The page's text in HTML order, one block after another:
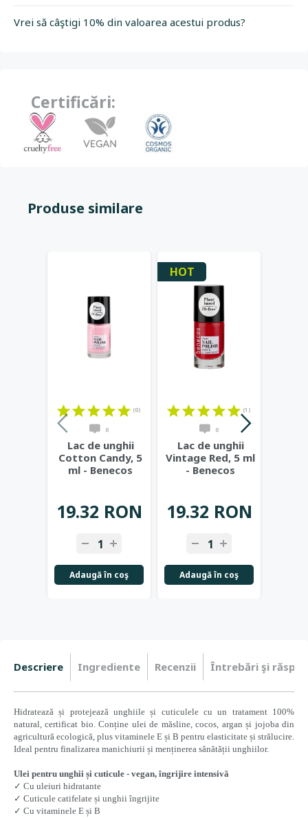
Vrei să câştigi 10% din valoarea acestui produs?
Certificări:
Produse similare
(0)
0
Lac de unghii
Cotton Candy, 5
ml - Benecos
19.32 RON
Adaugă în coş
HOT
(1)
0
Lac de unghii
Vintage Red, 5 ml
- Benecos
19.32 RON
Adaugă în coş
+ +
Descriere Ingrediente Recenzii Întrebări şi
Hidratează și protejează unghiile și cuticulele cu un tratament 100%
natural, certificat bio. Conține ulei de măsline, cocos, argan și jojoba din
agricultură ecologică, plus vitaminele E și B pentru elasticitate și strălucire.
Ideal pentru finalizarea manichiurii și menținerea sănătății unghiilor.
Ulei pentru unghii și cuticule - vegan, îngrijire intensivă
✓ Cu uleiuri hidratante
✓ Cuticule catifelate și unghii îngrijite
✓ Cu vitaminele E și B